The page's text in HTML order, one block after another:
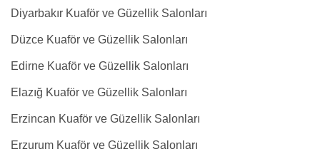
Diyarbakır Kuaför ve Güzellik Salonları
Düzce Kuaför ve Güzellik Salonları
Edirne Kuaför ve Güzellik Salonları
Elazığ Kuaför ve Güzellik Salonları
Erzincan Kuaför ve Güzellik Salonları
Erzurum Kuaför ve Güzellik Salonları